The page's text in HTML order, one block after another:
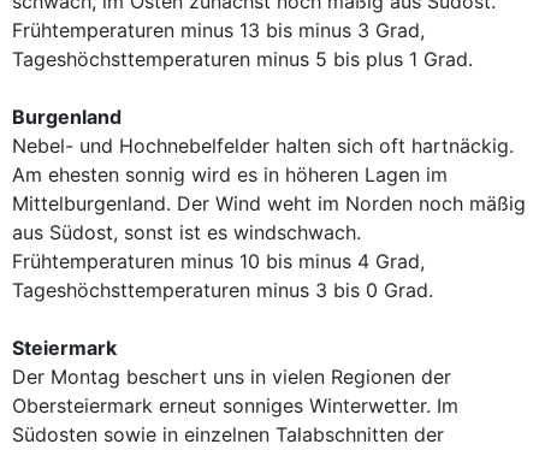
Frühtemperaturen minus 13 bis minus 3 Grad,
Tageshöchsttemperaturen minus 5 bis plus 1 Grad.
Burgenland
Nebel- und Hochnebelfelder halten sich oft hartnäckig.
Am ehesten sonnig wird es in höheren Lagen im
Mittelburgenland. Der Wind weht im Norden noch mäßig
aus Südost, sonst ist es windschwach.
Frühtemperaturen minus 10 bis minus 4 Grad,
Tageshöchsttemperaturen minus 3 bis 0 Grad.
Steiermark
Der Montag beschert uns in vielen Regionen der
Obersteiermark erneut sonniges Winterwetter. Im
Südosten sowie in einzelnen Talabschnitten der